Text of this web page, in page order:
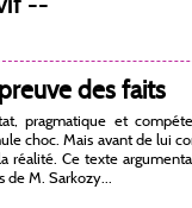
des faits
pragmatique et
choc. Mais avant de lui
réalité. Ce texte
M. Sarkozy...